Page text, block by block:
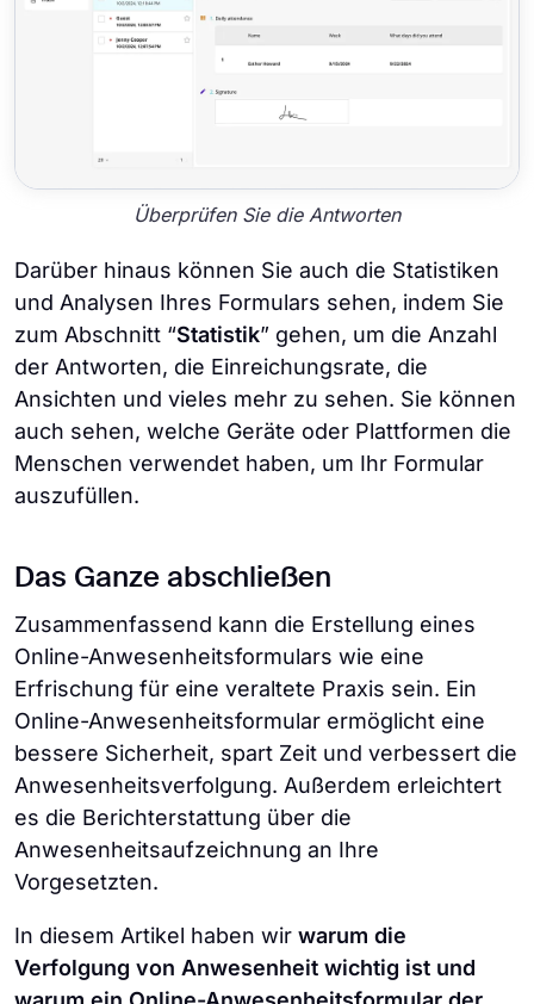
Überprüfen Sie die Antworten
Darüber hinaus können Sie auch die Statistiken
und Analysen Ihres Formulars sehen, indem Sie
zum Abschnitt “Statistik” gehen, um die Anzahl
der Antworten, die Einreichungsrate, die
Ansichten und vieles mehr zu sehen. Sie können
auch sehen, welche Geräte oder Plattformen die
Menschen verwendet haben, um Ihr Formular
auszufüllen.
Das Ganze abschließen
Zusammenfassend kann die Erstellung eines
Online-Anwesenheitsformulars wie eine
Erfrischung für eine veraltete Praxis sein. Ein
Online-Anwesenheitsformular ermöglicht eine
bessere Sicherheit, spart Zeit und verbessert die
Anwesenheitsverfolgung. Außerdem erleichtert
es die Berichterstattung über die
Anwesenheitsaufzeichnung an Ihre
Vorgesetzten.
In diesem Artikel haben wir warum die
Verfolgung von Anwesenheit wichtig ist und